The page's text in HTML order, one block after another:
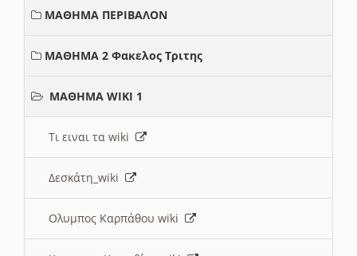
ΜΑΘΗΜΑ ΠΕΡΙΒΑΛΟΝ
ΜΑΘΗΜΑ 2 Φακελος Τριτης
ΜΑΘΗΜΑ WIKI 1
Τι ειναι τα wiki
Δεσκάτη_wiki
Ολυμπος Καρπάθου wiki